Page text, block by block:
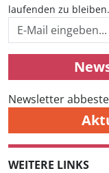
laufenden zu bleiben.
Newsletter
WEITERE LINKS